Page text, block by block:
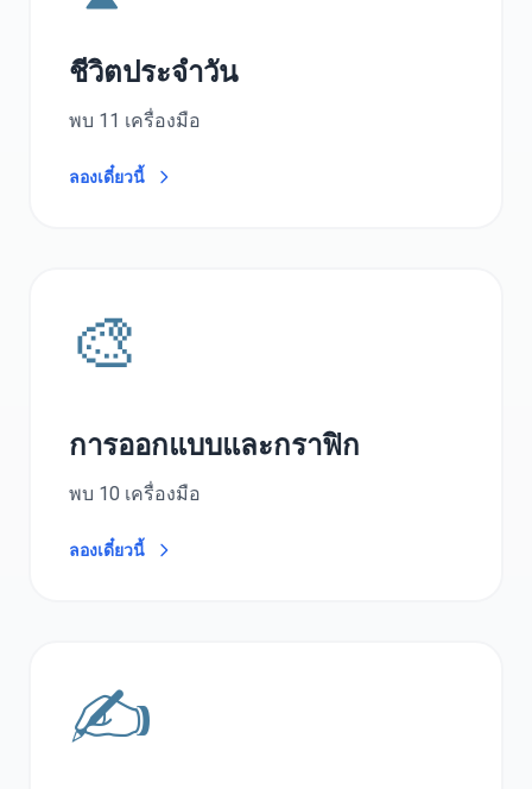
ชีวิตประจำวัน
พบ 11 เครื่องมือ
ลองเดี๋ยวนี้
🎨
การออกแบบและกราฟิก
พบ 10 เครื่องมือ
ลองเดี๋ยวนี้
✍️